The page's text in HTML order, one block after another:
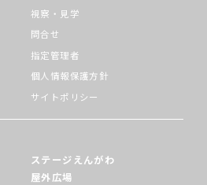
視察・見学
問合せ
指定管理者
個人情報保護方針
サイトポリシー
ステージえんがわ
屋外広場